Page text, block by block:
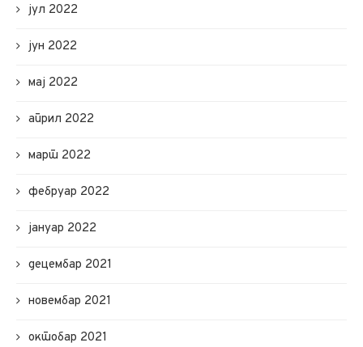
јул 2022
јун 2022
мај 2022
април 2022
март 2022
фебруар 2022
јануар 2022
децембар 2021
новембар 2021
октобар 2021